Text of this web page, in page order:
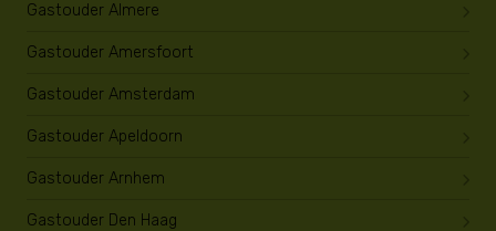
Gastouder Almere
Gastouder Amersfoort
Gastouder Amsterdam
Gastouder Apeldoorn
Gastouder Arnhem
Gastouder Den Haag